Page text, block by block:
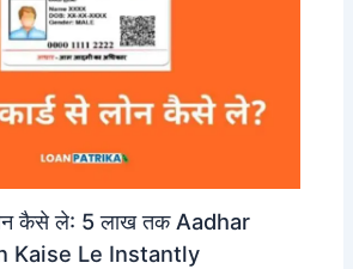
कैसे ले: 5 लाख तक Aadhar
Kaise Le Instantly